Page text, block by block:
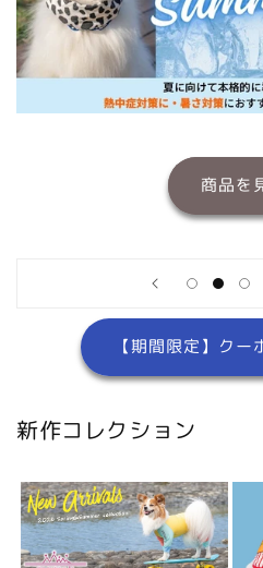
商品を
【期間限定】クー
新作コレクション